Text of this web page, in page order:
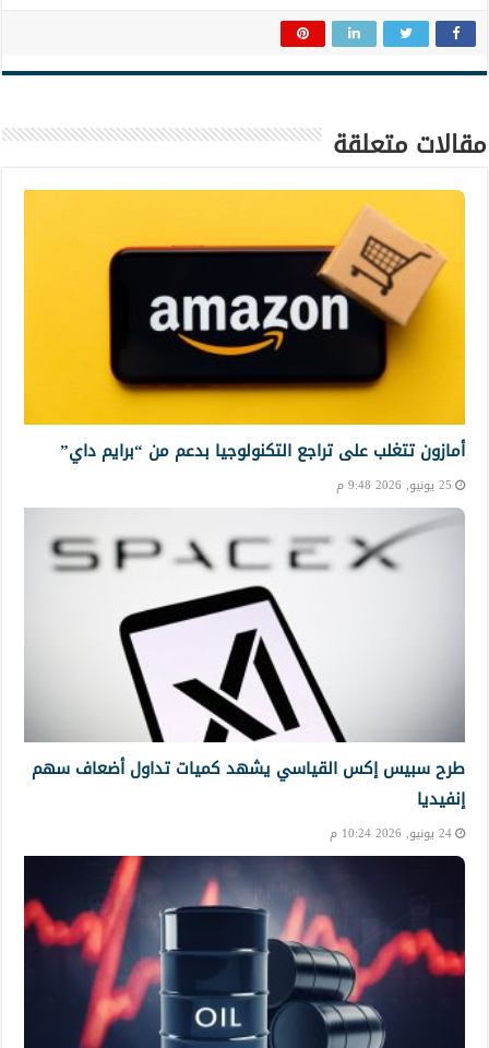
مقالات متعلقة
أمازون تتغلب على تراجع التكنولوجيا بدعم من “برايم داي”
25 يونيو, 2026 9:48 م
طرح سبيس إكس القياسي يشهد كميات تداول أضعاف سهم
إنفيديا
24 يونيو, 2026 10:24 م